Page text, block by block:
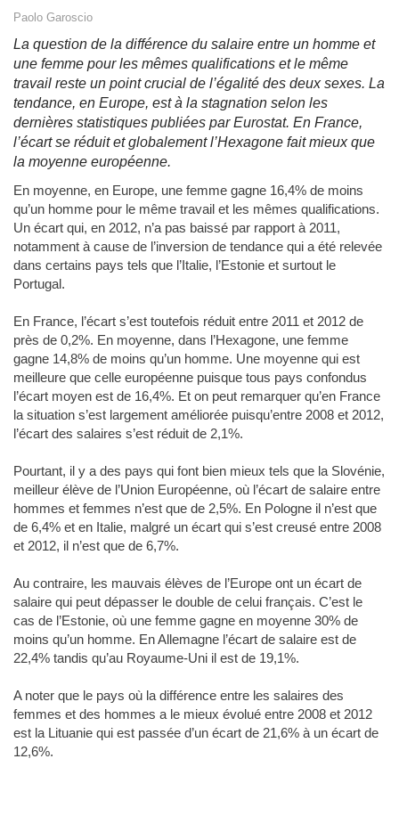
Paolo Garoscio
La question de la différence du salaire entre un homme et
une femme pour les mêmes qualifications et le même
travail reste un point crucial de l’égalité des deux sexes. La
tendance, en Europe, est à la stagnation selon les
dernières statistiques publiées par Eurostat. En France,
l’écart se réduit et globalement l’Hexagone fait mieux que
la moyenne européenne.
En moyenne, en Europe, une femme gagne 16,4% de moins
qu’un homme pour le même travail et les mêmes qualifications.
Un écart qui, en 2012, n’a pas baissé par rapport à 2011,
notamment à cause de l’inversion de tendance qui a été relevée
dans certains pays tels que l’Italie, l’Estonie et surtout le
Portugal.
En France, l’écart s’est toutefois réduit entre 2011 et 2012 de
près de 0,2%. En moyenne, dans l’Hexagone, une femme
gagne 14,8% de moins qu’un homme. Une moyenne qui est
meilleure que celle européenne puisque tous pays confondus
l’écart moyen est de 16,4%. Et on peut remarquer qu’en France
la situation s’est largement améliorée puisqu’entre 2008 et 2012,
l’écart des salaires s’est réduit de 2,1%.
Pourtant, il y a des pays qui font bien mieux tels que la Slovénie,
meilleur élève de l’Union Européenne, où l’écart de salaire entre
hommes et femmes n’est que de 2,5%. En Pologne il n’est que
de 6,4% et en Italie, malgré un écart qui s’est creusé entre 2008
et 2012, il n’est que de 6,7%.
Au contraire, les mauvais élèves de l’Europe ont un écart de
salaire qui peut dépasser le double de celui français. C’est le
cas de l’Estonie, où une femme gagne en moyenne 30% de
moins qu’un homme. En Allemagne l’écart de salaire est de
22,4% tandis qu’au Royaume-Uni il est de 19,1%.
A noter que le pays où la différence entre les salaires des
femmes et des hommes a le mieux évolué entre 2008 et 2012
est la Lituanie qui est passée d’un écart de 21,6% à un écart de
12,6%.